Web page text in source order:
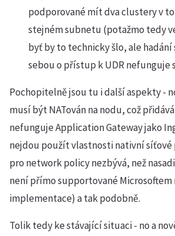
podporované mít dva clustery v
stejném subnetu (potažmo tedy
byť by to technicky šlo, ale
sebou o přístup k UDR nefunguje
Pochopitelně jsou tu i další aspekty -
musí být NATován na nodu, což
nefunguje Application Gateway jako
nejdou použít vlastnosti nativní
pro network policy nezbývá, než
není přímo supportované
implementace) a tak podobně.
Tolik tedy ke stávající situaci - no a